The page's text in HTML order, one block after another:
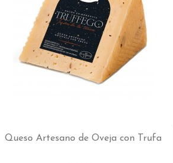
Queso Artesano de Oveja con Trufa